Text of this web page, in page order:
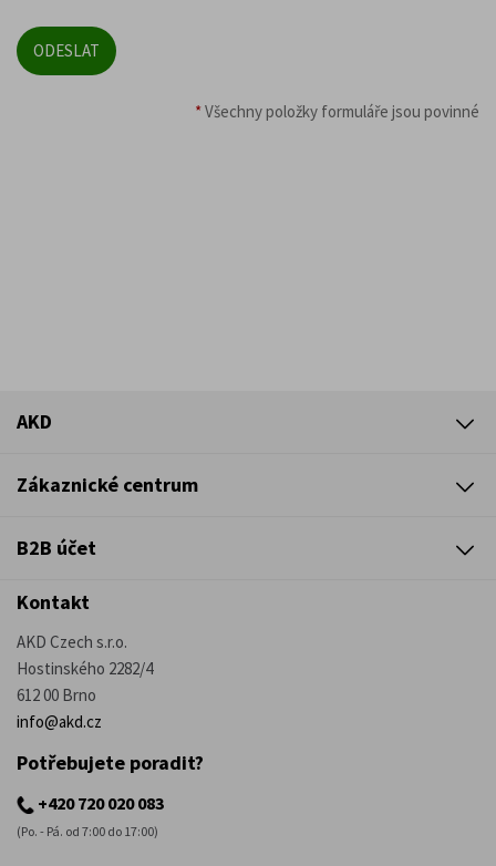
*Všechny položky formuláře jsou povinné
AKD
Zákaznické centrum
B2B účet
Kontakt
AKD Czech s.r.o.
Hostinského 2282/4
612 00 Brno
info@akd.cz
Potřebujete poradit?
+420 720 020 083
(Po. - Pá. od 7:00 do 17:00)